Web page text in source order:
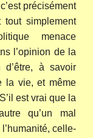
précisément
simplement
menace
l’opinion de la
d’être, à savoir
la vie, et même
est vrai que la
qu’un mal
celle-